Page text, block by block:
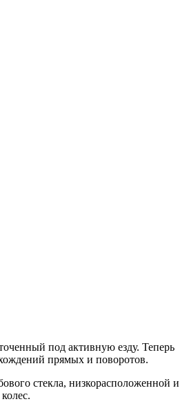
под активную езду. Теперь
прямых и поворотов.
стекла, низкорасположенной и